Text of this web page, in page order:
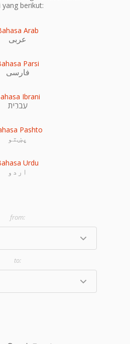
yang berikut:
Arab
عربى
Parsi
فارسی
Ibrani
עִברִית
Pashto
پښتو
Urdu
اردو